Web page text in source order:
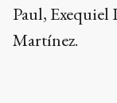
Paul, Exequiel
Martínez.